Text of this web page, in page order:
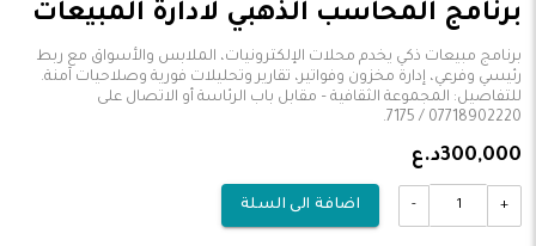
برنامج المحاسب الذهبي لادارة المبيعات
برنامج مبيعات ذكي يخدم محلات الإلكترونيات، الملابس والأسواق مع ربط
للتفاصيل: المجموعة الثقافية – مقابل باب الرئاسة أو الاتصال على
07718902220 / 7175.
300,000د.ع
+
- اضافة الى السلة